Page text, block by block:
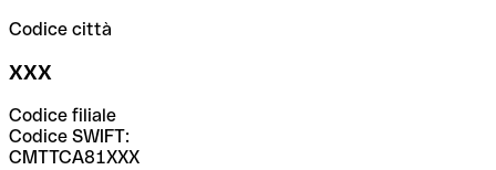
Codice città
XXX
Codice filiale
Codice SWIFT:
CMTTCA81XXX